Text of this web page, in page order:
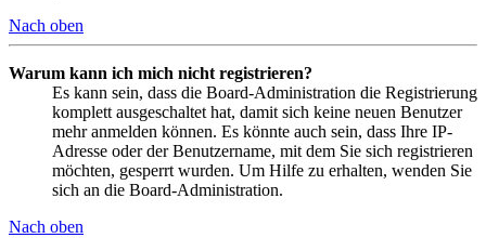
Nach oben
Warum kann ich mich nicht registrieren?
Es kann sein, dass die Board-Administration die Registrierung
komplett ausgeschaltet hat, damit sich keine neuen Benutzer
mehr anmelden können. Es könnte auch sein, dass Ihre IP-
Adresse oder der Benutzername, mit dem Sie sich registrieren
möchten, gesperrt wurden. Um Hilfe zu erhalten, wenden Sie
sich an die Board-Administration.
Nach oben